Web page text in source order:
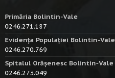
Primăria Bolintin-Vale
0246.271.187
Evidența Populației Bolintin-Vale
0246.270.769
Spitalul Orășenesc Bolintin-Vale
0246.273.049